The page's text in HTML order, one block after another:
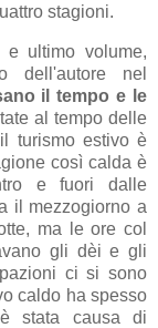
stagioni.
ultimo volume,
dell'autore nel
il tempo e le
al tempo delle
turismo estivo è
così calda è
e fuori dalle
il mezzogiorno a
ma le ore col
gli dèi e gli
ci si sono
caldo ha spesso
stata causa di